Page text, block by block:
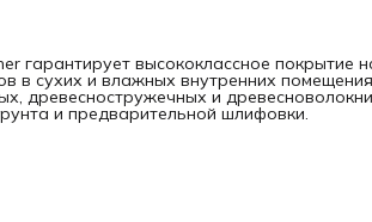
гарантирует высококлассное покрытие
в сухих и влажных внутренних
древесностружечных и
и предварительной шлифовки.